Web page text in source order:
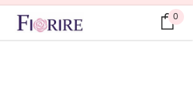
TRANSPORT PAKIAUTOMAATI
ALATES 60€
0